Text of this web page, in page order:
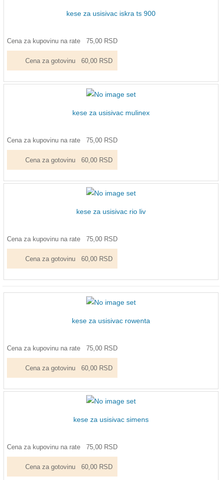
kese za usisivac iskra ts 900
Cena za kupovinu na rate 75,00 RSD
Cena za gotovinu 60,00 RSD
kese za usisivac mulinex
Cena za kupovinu na rate 75,00 RSD
Cena za gotovinu 60,00 RSD
kese za usisivac rio liv
Cena za kupovinu na rate 75,00 RSD
Cena za gotovinu 60,00 RSD
kese za usisivac rowenta
Cena za kupovinu na rate 75,00 RSD
Cena za gotovinu 60,00 RSD
kese za usisivac simens
Cena za kupovinu na rate 75,00 RSD
Cena za gotovinu 60,00 RSD